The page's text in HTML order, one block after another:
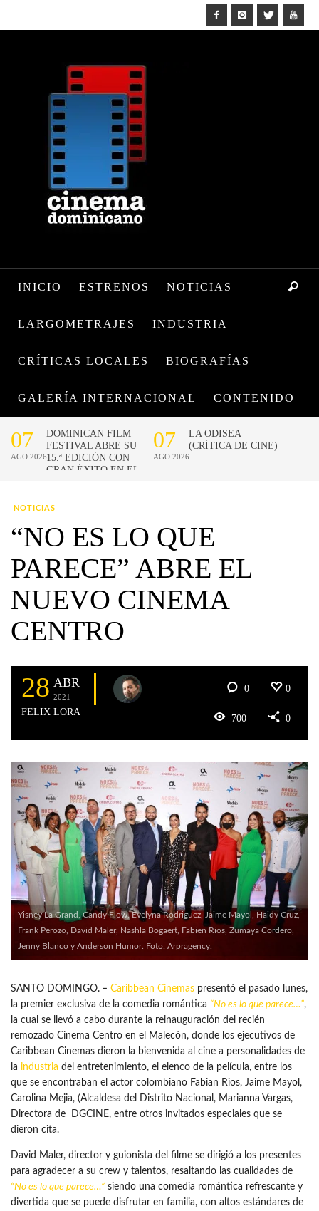
INICIO ESTRENOS NOTICIAS
LARGOMETRAJES INDUSTRIA
CRÍTICAS LOCALES BIOGRAFÍAS
GALERÍA INTERNACIONAL CONTENIDO
NOTICIAS
“NO ES LO QUE
PARECE” ABRE EL
NUEVO CINEMA
CENTRO
28 ABR
2021
FELIX LORA
0 0
700 0
Yisney La Grand, Candy Flow, Evelyna Rodriguez, Jaime Mayol, Haidy Cruz,
Frank Perozo, David Maler, Nashla Bogaert, Fabien Rios, Zumaya Cordero,
Jenny Blanco y Anderson Humor. Foto: Arpragency.
SANTO DOMINGO. – Caribbean Cinemas presentó el pasado lunes,
la premier exclusiva de la comedia romántica “No es lo que parece…”,
la cual se llevó a cabo durante la reinauguración del recién
remozado Cinema Centro en el Malecón, donde los ejecutivos de
Caribbean Cinemas dieron la bienvenida al cine a personalidades de
la industria del entretenimiento, el elenco de la película, entre los
que se encontraban el actor colombiano Fabian Rios, Jaime Mayol,
Carolina Mejia, (Alcaldesa del Distrito Nacional, Marianna Vargas,
Directora de DGCINE, entre otros invitados especiales que se
dieron cita.
David Maler, director y guionista del filme se dirigió a los presentes
para agradecer a su crew y talentos, resaltando las cualidades de
“No es lo que parece…” siendo una comedia romántica refrescante y
divertida que se puede disfrutar en familia, con altos estándares de